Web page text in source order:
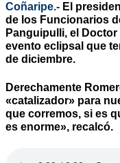
Coñaripe.- El
de los Funcionarios
Panguipulli, el
evento eclipsal que
de diciembre.
Derechamente
«catalizador» para
que corremos, si es
es enorme», recalcó.